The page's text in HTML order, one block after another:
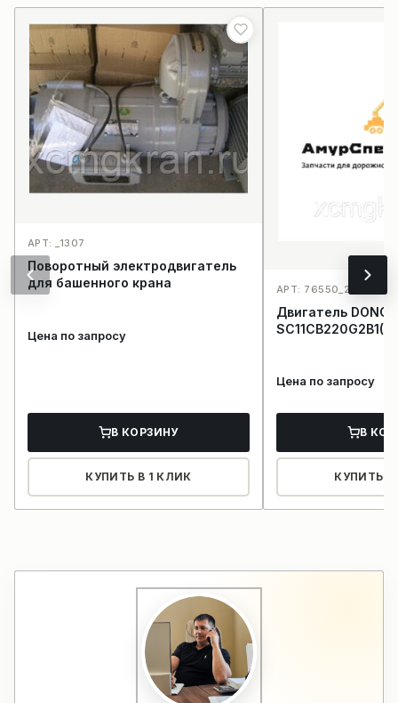
АРТ: _1307
Поворотный электродвигатель
для башенного крана
Цена по запросу
В КОРЗИНУ
КУПИТЬ В 1 КЛИК
АРТ: 76550_2232
Двигатель
Цена по запросу
В
КУПИТЬ В